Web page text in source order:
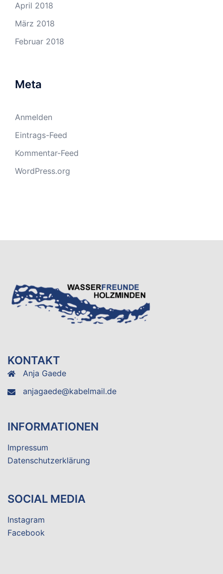
April 2018
März 2018
Februar 2018
Meta
Anmelden
Eintrags-Feed
Kommentar-Feed
WordPress.org
KONTAKT
Anja Gaede
anjagaede@kabelmail.de
INFORMATIONEN
Impressum
Datenschutzerklärung
SOCIAL MEDIA
Instagram
Facebook